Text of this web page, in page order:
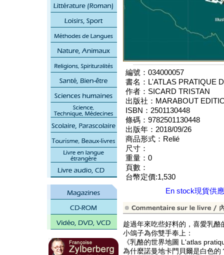
編號：034000057
書名：L'ATLAS PRATIQUE
作者：SICARD TRISTAN
出版社：MARABOUT
ISBN：2501130448
條碼：9782501130448
出版年：2018/09/26
商品形式：Relié
尺寸：
重量：0
頁數：
台幣定價:1,530
En stock現貨供應
趁過年來吃些好料的，喜愛乳酪
小鴿子為你雙手奉上：
《乳酪的世界地圖 L'atlas
為什麼諾曼地卡門貝爾是白色的